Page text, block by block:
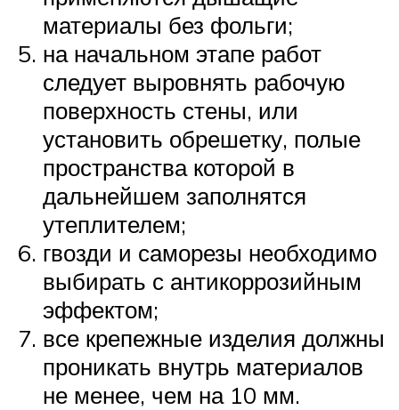
материалы без фольги;
на начальном этапе работ
следует выровнять рабочую
поверхность стены, или
установить обрешетку, полые
пространства которой в
дальнейшем заполнятся
утеплителем;
гвозди и саморезы необходимо
выбирать с антикоррозийным
эффектом;
все крепежные изделия должны
проникать внутрь материалов
не менее, чем на 10 мм.